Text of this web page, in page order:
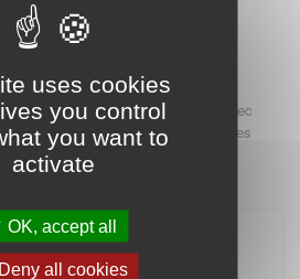
uses cookies
you control
you want to
activate
OK, accept all
Deny all cookies
au Conseil
en études, des conventions avec
diverses formulées par les entreprises